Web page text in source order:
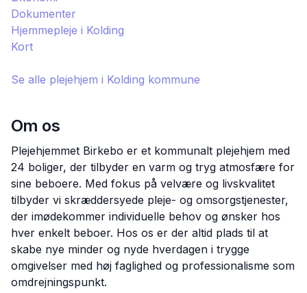
Dokumenter
Hjemmepleje i Kolding
Kort
Se alle plejehjem i Kolding kommune
Om os
Plejehjemmet Birkebo er et kommunalt plejehjem med
24 boliger, der tilbyder en varm og tryg atmosfære for
sine beboere. Med fokus på velvære og livskvalitet
tilbyder vi skræddersyede pleje- og omsorgstjenester,
der imødekommer individuelle behov og ønsker hos
hver enkelt beboer. Hos os er der altid plads til at
skabe nye minder og nyde hverdagen i trygge
omgivelser med høj faglighed og professionalisme som
omdrejningspunkt.